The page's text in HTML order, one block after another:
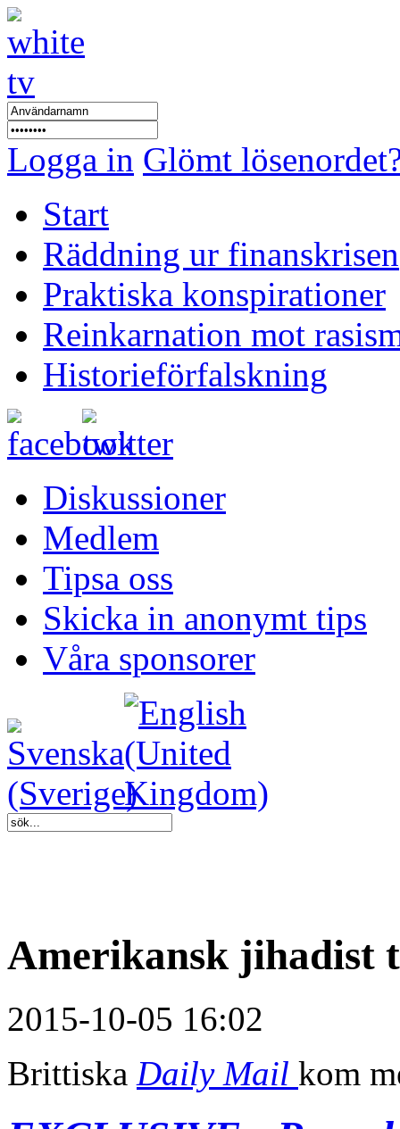
Logga in Glömt
Start
Räddning ur finanskrisen
Praktiska konspirationer
Reinkarnation mot
Historieförfalskning
Diskussioner
Medlem
Tipsa oss
Skicka in anonymt tips
Våra sponsorer
Amerikansk jihadist
2015-10-05 16:02
Brittiska Daily Mail kom